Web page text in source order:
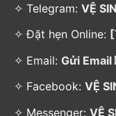
✧ Telegram: VỆ
✧ Đặt hẹn Online:
✧ Email: Gửi Email
✧ Facebook: VỆ
✧ Messenger: VỆ